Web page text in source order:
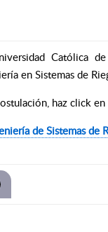
Católica
en Sistemas de
haz click
de Sistemas de